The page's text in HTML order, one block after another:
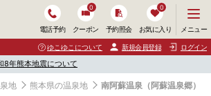
電話予約 クーポン
0
予約照会 お気に入り
0
ニ
ュ
ー
開
く
メニュー
ゆこゆこについて 新規会員登録 ログイン
8年熊本地震について
地 熊本県の温泉地 南阿蘇温泉（阿蘇温泉郷）